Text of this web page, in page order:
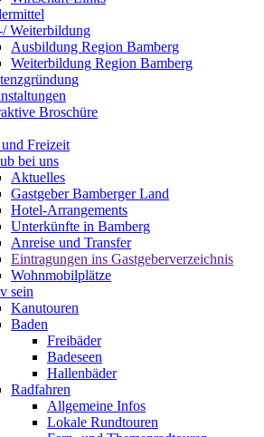
Weiterbildung
Ausbildung Region Bamberg
Weiterbildung Region Bamberg
Broschüre
Freizeit
bei uns
Aktuelles
Gastgeber Bamberger Land
Hotel-Arrangements
Unterkünfte in Bamberg
Anreise und Transfer
Eintragungen ins Gastgeberverzeichnis
Wohnmobilplätze
sein
Kanutouren
Baden
Freibäder
Badeseen
Hallenbäder
Radfahren
Allgemeine Infos
Lokale Rundtouren